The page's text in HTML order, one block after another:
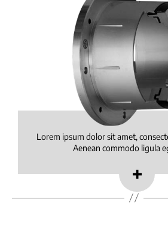
Lorem ipsum dolor sit amet,
Aenean commodo ligula